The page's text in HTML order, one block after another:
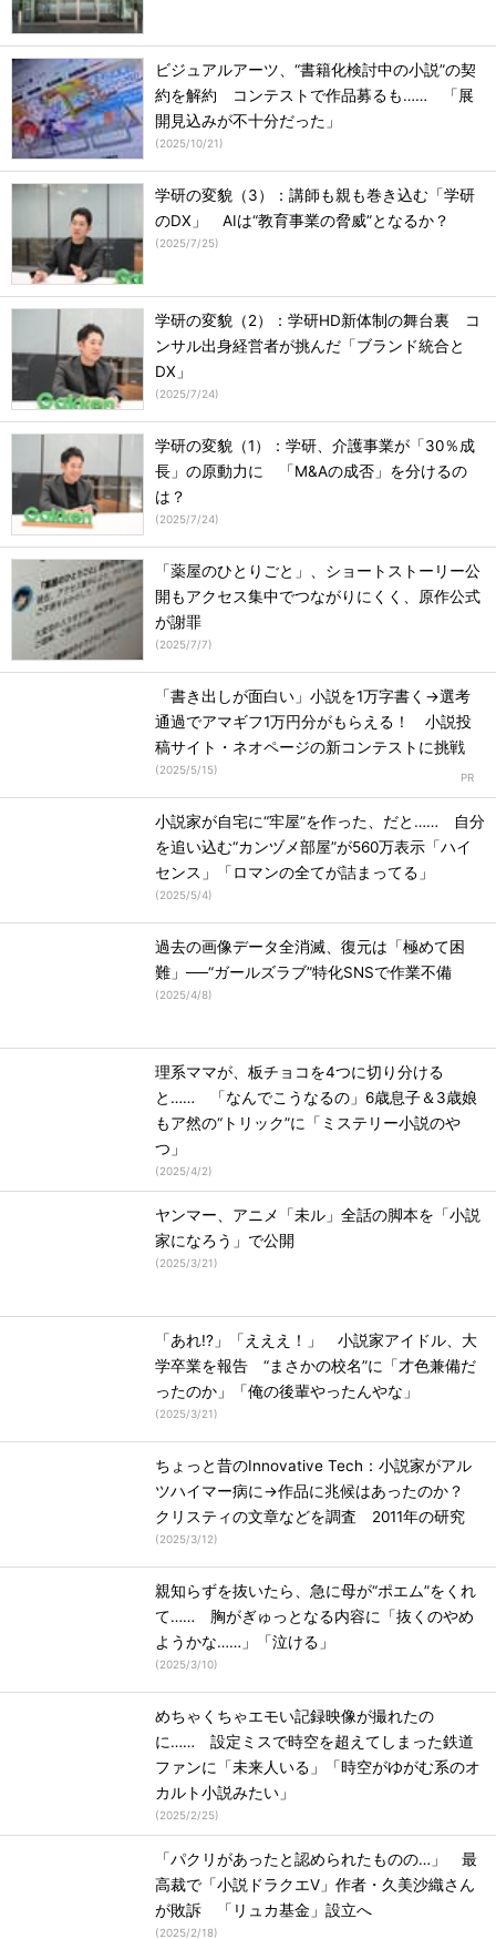
ビジュアルアーツ、“書籍化検討中の小説”の契
約を解約 コンテストで作品募るも…… 「展
開見込みが不十分だった」
(2025/10/21)
学研の変貌（3）：講師も親も巻き込む「学研
のDX」 AIは“教育事業の脅威”となるか？
(2025/7/25)
学研の変貌（2）：学研HD新体制の舞台裏 コ
ンサル出身経営者が挑んだ「ブランド統合と
DX」
(2025/7/24)
学研の変貌（1）：学研、介護事業が「30％成
長」の原動力に 「M&Aの成否」を分けるの
は？
(2025/7/24)
「薬屋のひとりごと」、ショートストーリー公
開もアクセス集中でつながりにくく、原作公式
が謝罪
(2025/7/7)
「書き出しが面白い」小説を1万字書く→選考
通過でアマギフ1万円分がもらえる！ 小説投
稿サイト・ネオページの新コンテストに挑戦
(2025/5/15)
小説家が自宅に“牢屋”を作った、だと…… 自分
を追い込む“カンヅメ部屋”が560万表示「ハイ
センス」「ロマンの全てが詰まってる」
(2025/5/4)
過去の画像データ全消滅、復元は「極めて困
難」──“ガールズラブ”特化SNSで作業不備
(2025/4/8)
理系ママが、板チョコを4つに切り分ける
と…… 「なんでこうなるの」6歳息子＆3歳娘
もア然の“トリック”に「ミステリー小説のや
つ」
(2025/4/2)
ヤンマー、アニメ「未ル」全話の脚本を「小説
家になろう」で公開
(2025/3/21)
「あれ!?」「えええ！」 小説家アイドル、大
学卒業を報告 “まさかの校名”に「才色兼備だ
ったのか」「俺の後輩やったんやな」
(2025/3/21)
ちょっと昔のInnovative Tech：小説家がアル
ツハイマー病に→作品に兆候はあったのか？
クリスティの文章などを調査 2011年の研究
(2025/3/12)
親知らずを抜いたら、急に母が“ポエム”をくれ
て…… 胸がぎゅっとなる内容に「抜くのやめ
ようかな……」「泣ける」
(2025/3/10)
めちゃくちゃエモい記録映像が撮れたの
に…… 設定ミスで時空を超えてしまった鉄道
ファンに「未来人いる」「時空がゆがむ系のオ
カルト小説みたい」
(2025/2/25)
「パクリがあったと認められたものの…」 最
高裁で「小説ドラクエV」作者・久美沙織さん
が敗訴 「リュカ基金」設立へ
(2025/2/18)